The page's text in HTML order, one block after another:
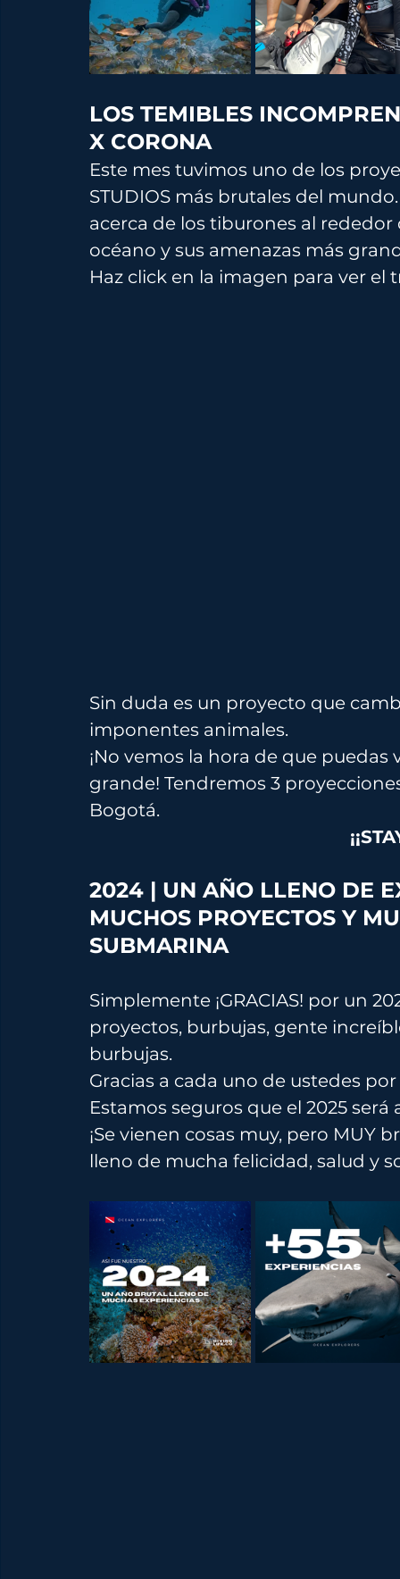
LOS TEMIBLES
X CORONA
Este mes tuvimos uno de los
STUDIOS más brutales del
acerca de los tiburones al
océano y sus amenazas más
Haz click en la imagen para ver el
Sin duda es un proyecto que
imponentes animales.
¡No vemos la hora de que
grande! Tendremos 3
Bogotá.
2024 | UN AÑO LLENO DE
MUCHOS PROYECTOS Y
SUBMARINA
Simplemente ¡GRACIAS! por un
proyectos, burbujas, gente
burbujas.
Gracias a cada uno de ustedes
Estamos seguros que el 2025
¡Se vienen cosas muy, pero MUY
lleno de mucha felicidad, salud y